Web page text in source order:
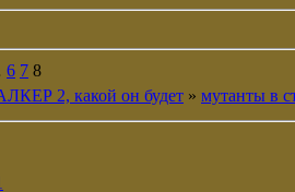
6 7 8
2, какой он будет » мутанты в